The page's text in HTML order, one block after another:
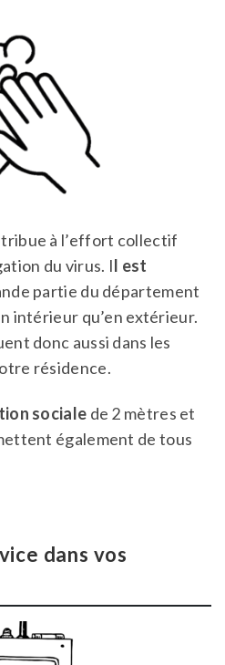
à l’effort collectif
du virus. Il est
partie du département
intérieur qu’en extérieur.
donc aussi dans les
résidence.
sociale de 2 mètres et
également de tous
dans vos